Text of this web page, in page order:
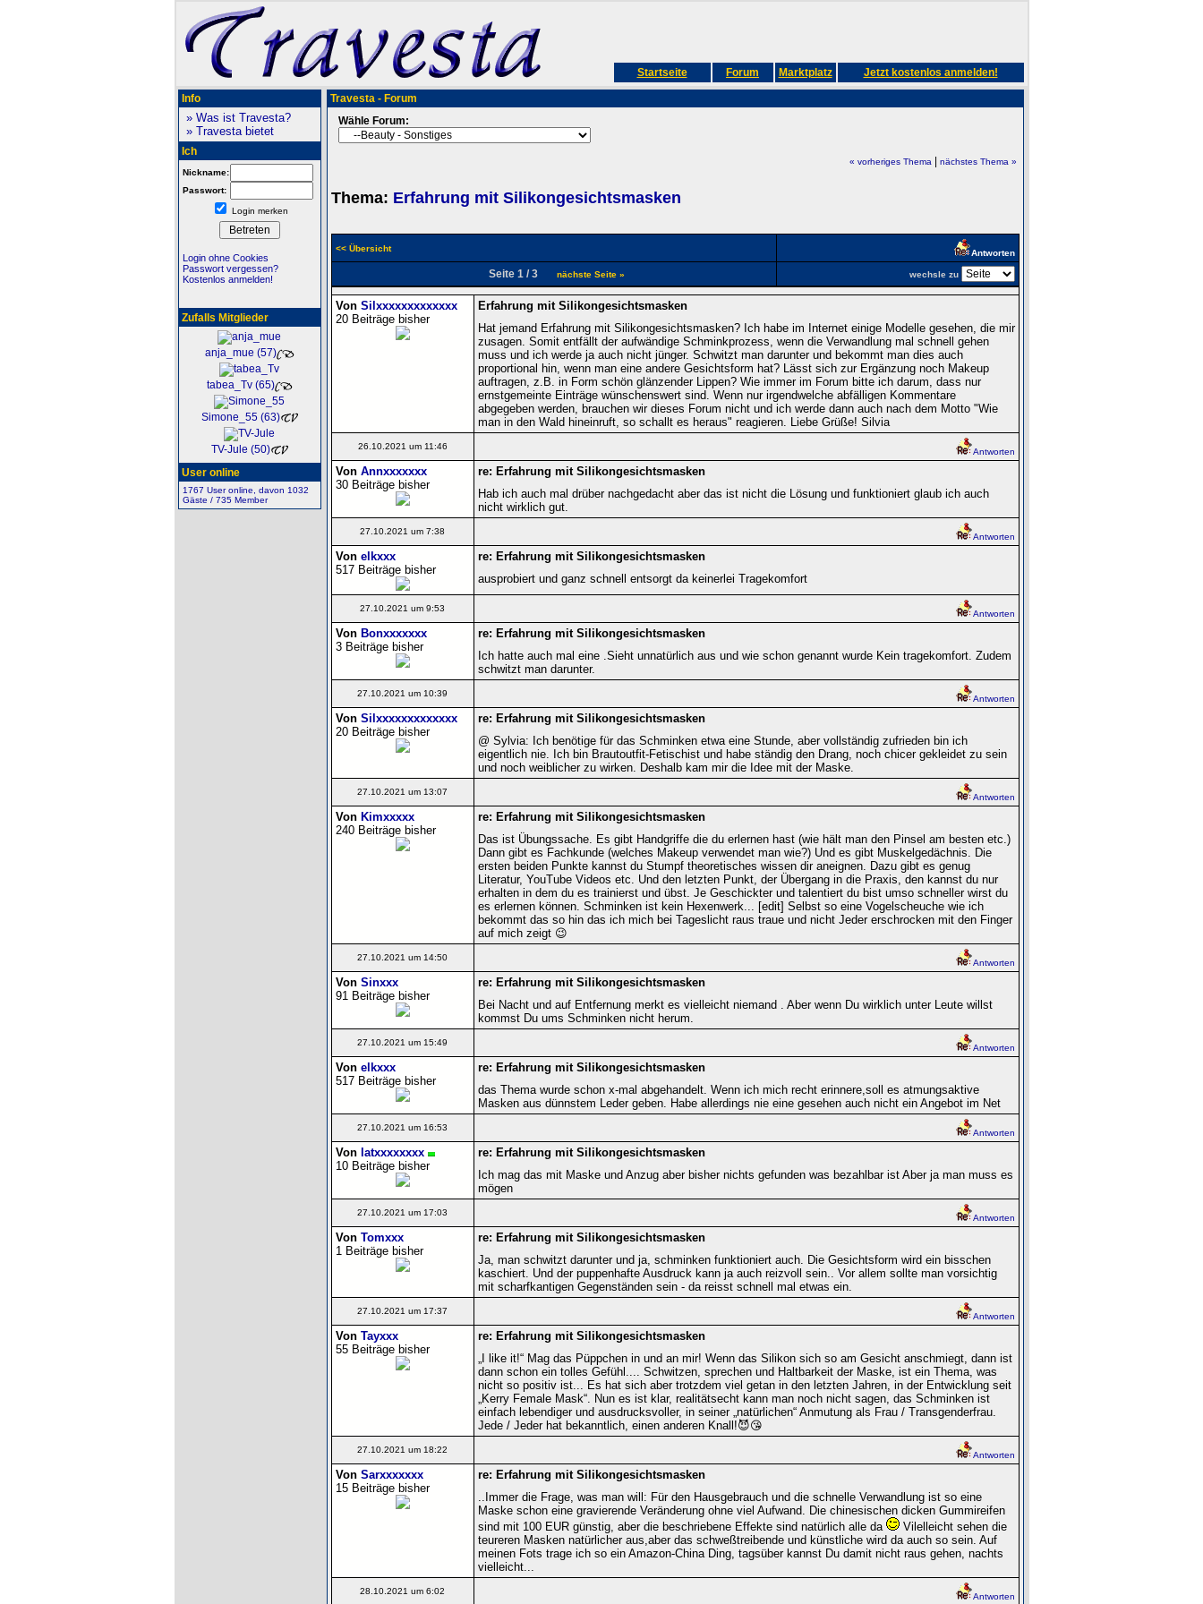
Startseite Forum Marktplatz Jetzt kostenlos anmelden!
Info
» Was ist Travesta?
» Travesta bietet
Ich
Nickname:
Passwort:
Login merken
Login ohne Cookies
Passwort vergessen?
Kostenlos anmelden!
Zufalls Mitglieder
anja_mue (57)
tabea_Tv (65)
Simone_55 (63)
TV-Jule (50)
User online
1767 User online, davon 1032
Gäste / 735 Member
Travesta - Forum
Wähle Forum:
« vorheriges Thema| nächstes Thema »
Thema: Erfahrung mit Silikongesichtsmasken
<< Übersicht Antworten
Seite 1 / 3 nächste Seite » wechsle zu
Von Silxxxxxxxxxxxxx
20 Beiträge bisher
Erfahrung mit Silikongesichtsmasken
Hat jemand Erfahrung mit Silikongesichtsmasken? Ich habe im Internet einige Modelle gesehen, die mir
zusagen. Somit entfällt der aufwändige Schminkprozess, wenn die Verwandlung mal schnell gehen
muss und ich werde ja auch nicht jünger. Schwitzt man darunter und bekommt man dies auch
proportional hin, wenn man eine andere Gesichtsform hat? Lässt sich zur Ergänzung noch Makeup
auftragen, z.B. in Form schön glänzender Lippen? Wie immer im Forum bitte ich darum, dass nur
ernstgemeinte Einträge wünschenswert sind. Wenn nur irgendwelche abfälligen Kommentare
abgegeben werden, brauchen wir dieses Forum nicht und ich werde dann auch nach dem Motto "Wie
man in den Wald hineinruft, so schallt es heraus" reagieren. Liebe Grüße! Silvia
26.10.2021 um 11:46
Antworten
Von Annxxxxxxx
30 Beiträge bisher
re: Erfahrung mit Silikongesichtsmasken
Hab ich auch mal drüber nachgedacht aber das ist nicht die Lösung und funktioniert glaub ich auch
nicht wirklich gut.
27.10.2021 um 7:38
Antworten
Von elkxxx
517 Beiträge bisher
re: Erfahrung mit Silikongesichtsmasken
ausprobiert und ganz schnell entsorgt da keinerlei Tragekomfort
27.10.2021 um 9:53
Antworten
Von Bonxxxxxxx
3 Beiträge bisher
re: Erfahrung mit Silikongesichtsmasken
Ich hatte auch mal eine .Sieht unnatürlich aus und wie schon genannt wurde Kein tragekomfort. Zudem
schwitzt man darunter.
27.10.2021 um 10:39
Antworten
Von Silxxxxxxxxxxxxx
20 Beiträge bisher
re: Erfahrung mit Silikongesichtsmasken
@ Sylvia: Ich benötige für das Schminken etwa eine Stunde, aber vollständig zufrieden bin ich
eigentlich nie. Ich bin Brautoutfit-Fetischist und habe ständig den Drang, noch chicer gekleidet zu sein
und noch weiblicher zu wirken. Deshalb kam mir die Idee mit der Maske.
27.10.2021 um 13:07
Antworten
Von Kimxxxxx
240 Beiträge bisher
re: Erfahrung mit Silikongesichtsmasken
Das ist Übungssache. Es gibt Handgriffe die du erlernen hast (wie hält man den Pinsel am besten etc.)
Dann gibt es Fachkunde (welches Makeup verwendet man wie?) Und es gibt Muskelgedächnis. Die
ersten beiden Punkte kannst du Stumpf theoretisches wissen dir aneignen. Dazu gibt es genug
Literatur, YouTube Videos etc. Und den letzten Punkt, der Übergang in die Praxis, den kannst du nur
erhalten in dem du es trainierst und übst. Je Geschickter und talentiert du bist umso schneller wirst du
es erlernen können. Schminken ist kein Hexenwerk... [edit] Selbst so eine Vogelscheuche wie ich
bekommt das so hin das ich mich bei Tageslicht raus traue und nicht Jeder erschrocken mit den Finger
auf mich zeigt 😉
27.10.2021 um 14:50
Antworten
Von Sinxxx
91 Beiträge bisher
re: Erfahrung mit Silikongesichtsmasken
Bei Nacht und auf Entfernung merkt es vielleicht niemand . Aber wenn Du wirklich unter Leute willst
kommst Du ums Schminken nicht herum.
27.10.2021 um 15:49
Antworten
Von elkxxx
517 Beiträge bisher
re: Erfahrung mit Silikongesichtsmasken
das Thema wurde schon x-mal abgehandelt. Wenn ich mich recht erinnere,soll es atmungsaktive
Masken aus dünnstem Leder geben. Habe allerdings nie eine gesehen auch nicht ein Angebot im Net
27.10.2021 um 16:53
Antworten
Von latxxxxxxxx
10 Beiträge bisher
re: Erfahrung mit Silikongesichtsmasken
Ich mag das mit Maske und Anzug aber bisher nichts gefunden was bezahlbar ist Aber ja man muss es
mögen
27.10.2021 um 17:03
Antworten
Von Tomxxx
1 Beiträge bisher
re: Erfahrung mit Silikongesichtsmasken
Ja, man schwitzt darunter und ja, schminken funktioniert auch. Die Gesichtsform wird ein bisschen
kaschiert. Und der puppenhafte Ausdruck kann ja auch reizvoll sein.. Vor allem sollte man vorsichtig
mit scharfkantigen Gegenständen sein - da reisst schnell mal etwas ein.
27.10.2021 um 17:37
Antworten
Von Tayxxx
55 Beiträge bisher
re: Erfahrung mit Silikongesichtsmasken
„I like it!“ Mag das Püppchen in und an mir! Wenn das Silikon sich so am Gesicht anschmiegt, dann ist
dann schon ein tolles Gefühl.... Schwitzen, sprechen und Haltbarkeit der Maske, ist ein Thema, was
nicht so positiv ist... Es hat sich aber trotzdem viel getan in den letzten Jahren, in der Entwicklung seit
„Kerry Female Mask“. Nun es ist klar, realitätsecht kann man noch nicht sagen, das Schminken ist
einfach lebendiger und ausdrucksvoller, in seiner „natürlichen“ Anmutung als Frau / Transgenderfrau.
Jede / Jeder hat bekanntlich, einen anderen Knall!😈😘
27.10.2021 um 18:22
Antworten
Von Sarxxxxxxx
15 Beiträge bisher
re: Erfahrung mit Silikongesichtsmasken
..Immer die Frage, was man will: Für den Hausgebrauch und die schnelle Verwandlung ist so eine
Maske schon eine gravierende Veränderung ohne viel Aufwand. Die chinesischen dicken Gummireifen
sind mit 100 EUR günstig, aber die beschriebene Effekte sind natürlich alle da
Vilelleicht sehen die
teureren Masken natürlicher aus,aber das schweßtreibende und künstliche wird da auch so sein. Auf
meinen Fots trage ich so ein Amazon-China Ding, tagsüber kannst Du damit nicht raus gehen, nachts
vielleicht...
28.10.2021 um 6:02
Antworten